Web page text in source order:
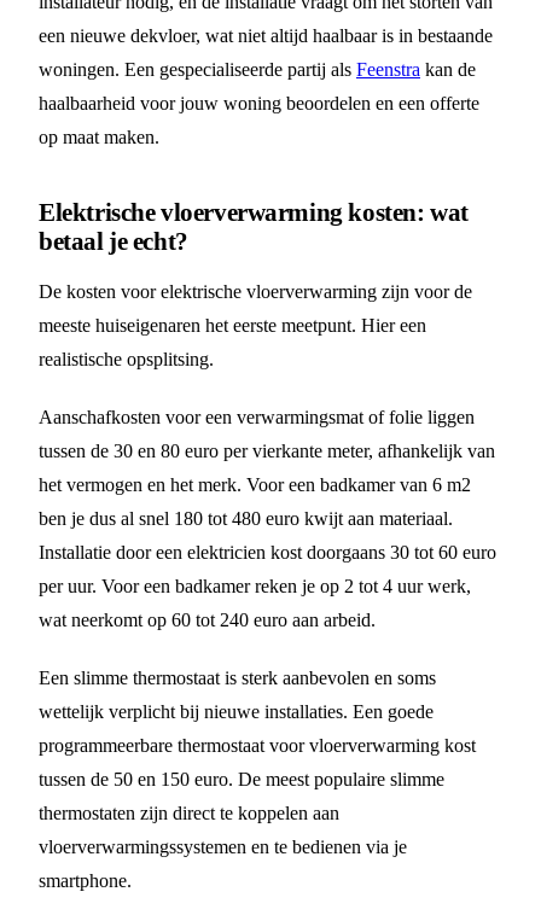
een nieuwe dekvloer, wat niet altijd haalbaar is in bestaande
woningen. Een gespecialiseerde partij als Feenstra kan de
haalbaarheid voor jouw woning beoordelen en een offerte
op maat maken.
Elektrische vloerverwarming kosten: wat
betaal je echt?
De kosten voor elektrische vloerverwarming zijn voor de
meeste huiseigenaren het eerste meetpunt. Hier een
realistische opsplitsing.
Aanschafkosten voor een verwarmingsmat of folie liggen
tussen de 30 en 80 euro per vierkante meter, afhankelijk van
het vermogen en het merk. Voor een badkamer van 6 m2
ben je dus al snel 180 tot 480 euro kwijt aan materiaal.
Installatie door een elektricien kost doorgaans 30 tot 60 euro
per uur. Voor een badkamer reken je op 2 tot 4 uur werk,
wat neerkomt op 60 tot 240 euro aan arbeid.
Een slimme thermostaat is sterk aanbevolen en soms
wettelijk verplicht bij nieuwe installaties. Een goede
programmeerbare thermostaat voor vloerverwarming kost
tussen de 50 en 150 euro. De meest populaire slimme
thermostaten zijn direct te koppelen aan
vloerverwarmingssystemen en te bedienen via je
smartphone.